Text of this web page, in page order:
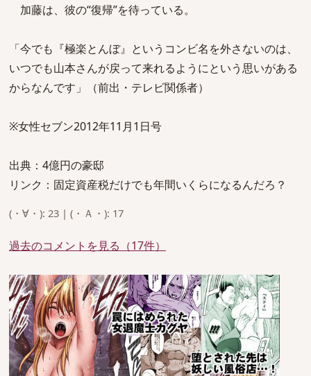
加藤は、彼の“復帰”を待っている。
「今でも『極楽とんぼ』というコンビ名を外さないのは、
いつでも山本さんが戻って来れるようにという思いがある
からなんです」（前出・テレビ関係者）
※女性セブン2012年11月1日号
出典：4億円の豪邸
リンク：固定資産税だけでも年間いくらになるんだろ？
(・∀・): 23 | (・Ａ・): 17
過去のコメントを見る（17件）